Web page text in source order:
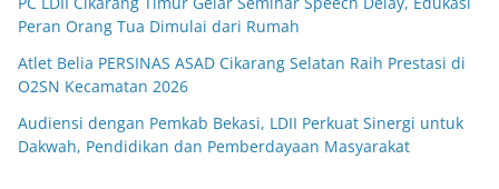
Peran Orang Tua Dimulai dari Rumah
Atlet Belia PERSINAS ASAD Cikarang Selatan Raih Prestasi di
O2SN Kecamatan 2026
Audiensi dengan Pemkab Bekasi, LDII Perkuat Sinergi untuk
Dakwah, Pendidikan dan Pemberdayaan Masyarakat